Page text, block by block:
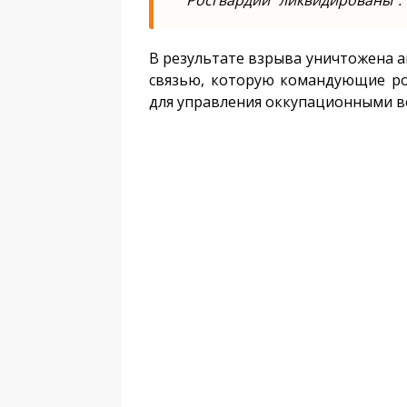
В результате взрыва уничтожена
связью, которую командующие
для управления оккупационными